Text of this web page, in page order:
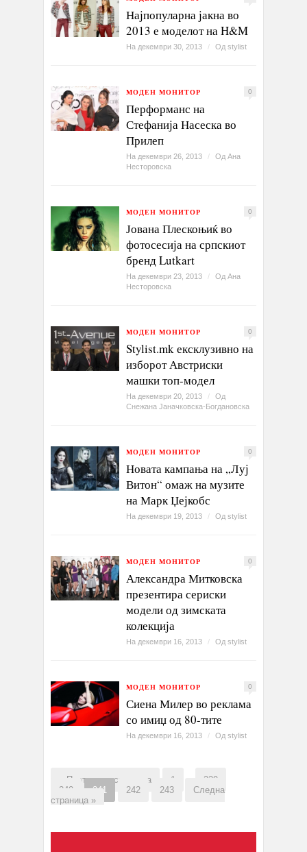
Најпопуларна јакна во
2013 е моделот на H&M
На декември 30, 2013 / Од stylist
МОДЕН МОНИТОР 0
Перформанс на
Стефанија Насеска во
Прилеп
На декември 26, 2013 / Од Ана
Несторовска
МОДЕН МОНИТОР 0
Јована Плескоњиќ во
фотосесија на српскиот
бренд Lutkart
На декември 23, 2013 / Од Ана
Несторовска
МОДЕН МОНИТОР 0
Stylist.mk ексклузивно на
изборот Австриски
машки топ-модел
На декември 20, 2013 /
Од
Снежана Јаначковска-Богдановска
МОДЕН МОНИТОР 0
Новата кампања на „Луј
Витон“ омаж на музите
на Марк Џејкобс
На декември 19, 2013 / Од stylist
МОДЕН МОНИТОР 0
Александра Митковска
презентира сериски
модели од зимската
колекција
На декември 16, 2013 / Од stylist
МОДЕН МОНИТОР 0
Сиена Милер во реклама
со имиџ од 80-тите
На декември 16, 2013 / Од stylist
« Претходна страница 1
239
240
241 242 243
Следна
страница »